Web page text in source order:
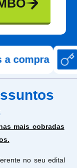
Acesso
mais cobradas
no seu edital